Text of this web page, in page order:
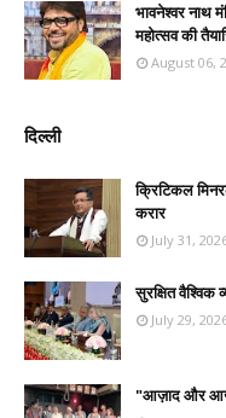
भावनेश्वर नाथ
महोत्सव की
August 06,
दिल्ली
क्रिटिकल
करार
July 31,
सुरक्षित वैश्विक
July 29,
"आज़ाद और